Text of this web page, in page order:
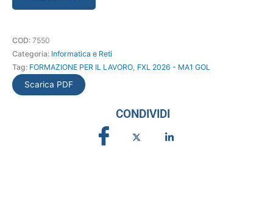
digitale
elettronico
livello
base
e
internet
COD: 7550
Categoria: Informatica e Reti
Tag: FORMAZIONE PER IL LAVORO, FXL 2026 - MA1 GOL
Scarica PDF
CONDIVIDI